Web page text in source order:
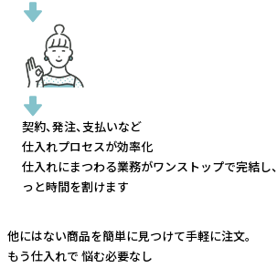
契約、発注、支払いなど
仕入れプロセスが効率化
仕入れにまつわる業務がワンストップで完結し、
っと時間を割けます
他にはない商品を簡単に見つけて手軽に注文。
もう仕入れで 悩む必要なし